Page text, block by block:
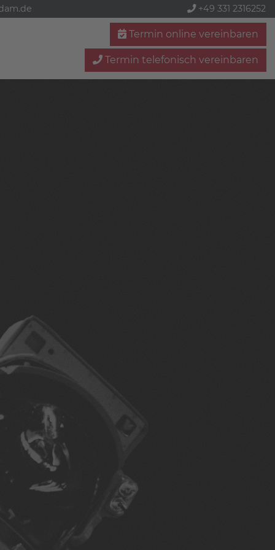
+49 331 2316252
Termin online vereinbaren
Termin telefonisch vereinbaren